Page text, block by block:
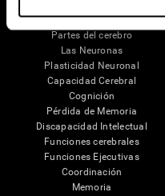
Mente y Cerebro
Partes del cerebro
Las Neuronas
Plasticidad Neuronal
Capacidad Cerebral
Cognición
Pérdida de Memoria
Discapacidad Intelectual
Funciones cerebrales
Funciones Ejecutivas
Coordinación
Memoria